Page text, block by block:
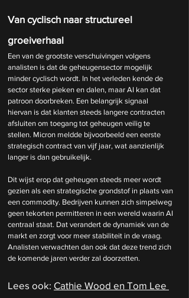
Van cyclisch naar structureel
groeiverhaal
Een van de grootste verschuivingen volgens
analisten is dat de geheugensector mogelijk
minder cyclisch wordt. In het verleden kende de
sector sterke pieken en dalen, maar AI kan dat
patroon doorbreken. Een belangrijk signaal
hiervan is dat klanten steeds langere contracten
afsluiten om toegang tot geheugen veilig te
stellen. Micron meldde bijvoorbeeld een eerste
strategisch contract van vijf jaar, wat aanzienlijk
langer is dan gebruikelijk.
Dit wijst erop dat geheugen steeds meer wordt
gezien als een strategische grondstof in plaats van
een commodity. Bedrijven kunnen zich simpelweg
geen tekorten permitteren in een wereld waarin AI
centraal staat. Dat verandert de dynamiek van de
markt en zorgt voor meer stabiliteit in de vraag.
Analisten verwachten dan ook dat deze trend zich
de komende jaren verder zal doorzetten.
Lees ook: Cathie Wood en Tom Lee